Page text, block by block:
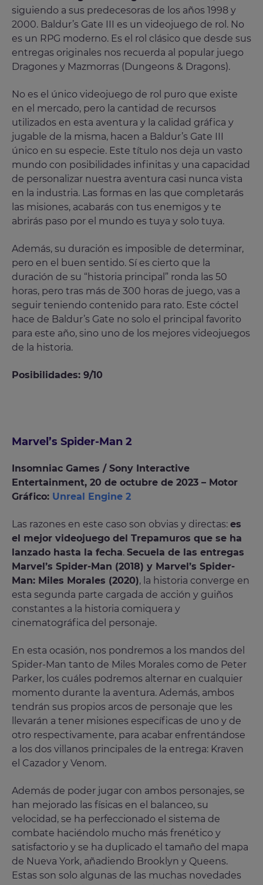
siguiendo a sus predecesoras de los años 1998 y
2000. Baldur’s Gate III es un videojuego de rol. No
es un RPG moderno. Es el rol clásico que desde sus
entregas originales nos recuerda al popular juego
Dragones y Mazmorras (Dungeons & Dragons).
No es el único videojuego de rol puro que existe
en el mercado, pero la cantidad de recursos
utilizados en esta aventura y la calidad gráfica y
jugable de la misma, hacen a Baldur’s Gate III
único en su especie. Este título nos deja un vasto
mundo con posibilidades infinitas y una capacidad
de personalizar nuestra aventura casi nunca vista
en la industria. Las formas en las que completarás
las misiones, acabarás con tus enemigos y te
abrirás paso por el mundo es tuya y solo tuya.
Además, su duración es imposible de determinar,
pero en el buen sentido. Sí es cierto que la
duración de su “historia principal” ronda las 50
horas, pero tras más de 300 horas de juego, vas a
seguir teniendo contenido para rato. Este cóctel
hace de Baldur’s Gate no solo el principal favorito
para este año, sino uno de los mejores videojuegos
de la historia.
Posibilidades: 9/10
Marvel’s Spider-Man 2
Insomniac Games​ / Sony Interactive
Entertainment, 20 de octubre de 2023 – Motor
Gráfico: Unreal Engine 2
Las razones en este caso son obvias y directas: es
el mejor videojuego del Trepamuros que se ha
lanzado hasta la fecha. Secuela de las entregas
Marvel’s Spider-Man (2018) y Marvel’s Spider-
Man: Miles Morales (2020), la historia converge en
esta segunda parte cargada de acción y guiños
constantes a la historia comiquera y
cinematográfica del personaje.
En esta ocasión, nos pondremos a los mandos del
Spider-Man tanto de Miles Morales como de Peter
Parker, los cuáles podremos alternar en cualquier
momento durante la aventura. Además, ambos
tendrán sus propios arcos de personaje que les
llevarán a tener misiones específicas de uno y de
otro respectivamente, para acabar enfrentándose
a los dos villanos principales de la entrega: Kraven
el Cazador y Venom.
Además de poder jugar con ambos personajes, se
han mejorado las físicas en el balanceo, su
velocidad, se ha perfeccionado el sistema de
combate haciéndolo mucho más frenético y
satisfactorio y se ha duplicado el tamaño del mapa
de Nueva York, añadiendo Brooklyn y Queens.
Estas son solo algunas de las muchas novedades